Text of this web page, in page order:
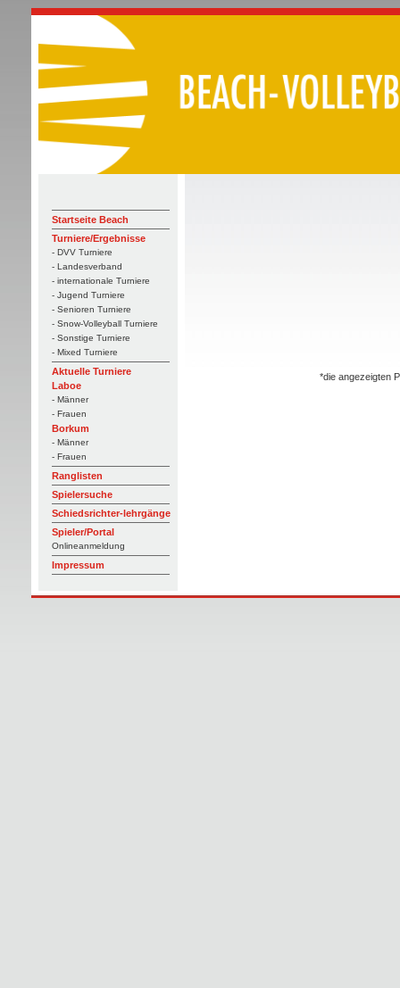
Startseite Beach
Turniere/Ergebnisse
- DVV Turniere
- Landesverband
- internationale Turniere
- Jugend Turniere
- Senioren Turniere
- Snow-Volleyball Turniere
- Sonstige Turniere
- Mixed Turniere
Aktuelle Turniere
Laboe
- Männer
- Frauen
Borkum
- Männer
- Frauen
Ranglisten
Spielersuche
Schiedsrichter-lehrgänge
Spieler/Portal
Onlineanmeldung
Impressum
*die angezeigten